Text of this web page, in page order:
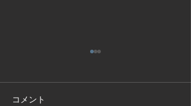
コメント